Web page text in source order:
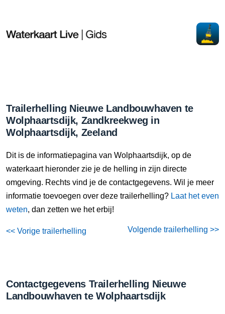
Trailerhelling Nieuwe Landbouwhaven te
Wolphaartsdijk, Zandkreekweg in
Wolphaartsdijk, Zeeland
Dit is de informatiepagina van Wolphaartsdijk, op de
waterkaart hieronder zie je de helling in zijn directe
omgeving. Rechts vind je de contactgegevens. Wil je meer
informatie toevoegen over deze trailerhelling? Laat het even
weten, dan zetten we het erbij!
<< Vorige trailerhelling Volgende trailerhelling >>
Contactgegevens Trailerhelling Nieuwe
Landbouwhaven te Wolphaartsdijk